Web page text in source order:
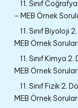
11. Sınıf
– MEB Örnek
11. Sınıf Biyoloji
MEB Örnek Soruları
11. Sınıf Kimya
MEB Örnek Soruları
11. Sınıf Fizik 2.
MEB Örnek Soruları